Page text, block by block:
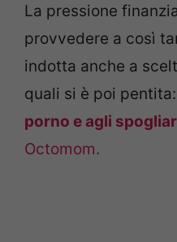
La pressione
provvedere a così
indotta anche a
quali si è poi pentita:
porno e agli
Octomom.